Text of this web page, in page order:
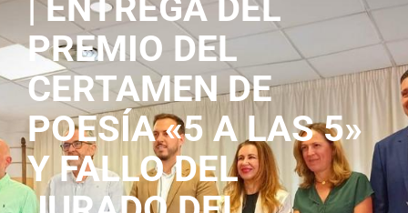
PREMIO DEL
CERTAMEN DE
POESÍA «5 A LAS 5»
Y FALLO DEL